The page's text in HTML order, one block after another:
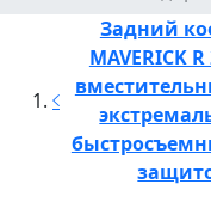
Задний
MAVERICK